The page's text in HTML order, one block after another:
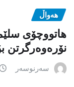
هەواڵ
هاتووچۆی
نۆرەوەرگرتن
سەرنوسەر